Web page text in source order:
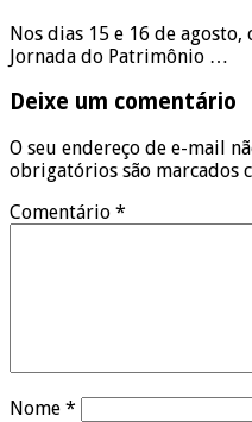
Nos dias 15 e 16 de agosto,
Jornada do Patrimônio …
Deixe um comentário
O seu endereço de e-mail
obrigatórios são marcados
Comentário *
Nome *